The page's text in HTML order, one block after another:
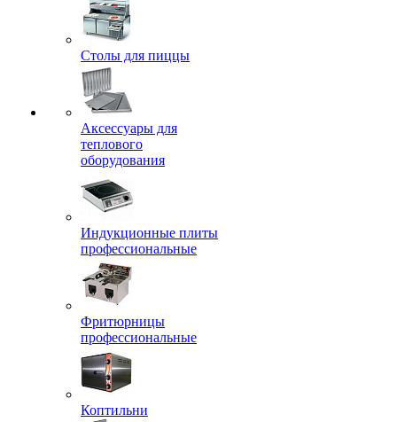
Столы для пиццы
Аксессуары для
теплового
оборудования
Индукционные плиты
профессиональные
Фритюрницы
профессиональные
Коптильни